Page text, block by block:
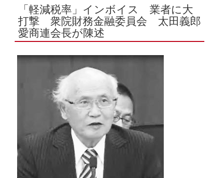
「軽減税率」インボイス 業者に大
打撃 衆院財務金融委員会 太田義郎
愛商連会長が陳述